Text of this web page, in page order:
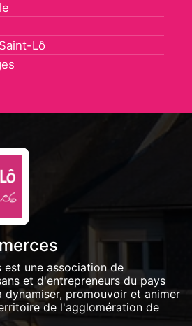
Lô
est une association de
et d'entrepreneurs du pays
dynamiser, promouvoir et animer
de l'agglomération de